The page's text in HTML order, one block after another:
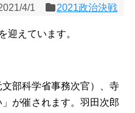
4/1 2021政治決戦
迎えています。
部科学省事務次官）、寺
が催されます。羽田次郎